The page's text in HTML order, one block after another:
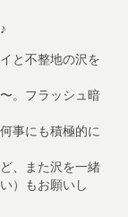
と不整地の沢を
。フラッシュ暗
事にも積極的に
、また沢を一緒
）もお願いし